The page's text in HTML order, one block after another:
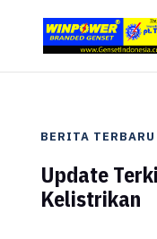
BERITA
Update
Kelistrikan